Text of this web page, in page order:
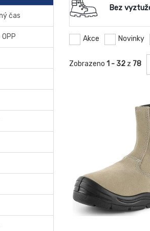
čas
Bez
Akce Novinky
Zobrazeno 1 - 32 z 78